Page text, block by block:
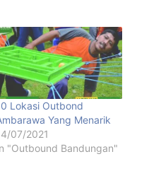
Lokasi Outbond
Yang Menarik
07/2021
"Outbound Bandungan"